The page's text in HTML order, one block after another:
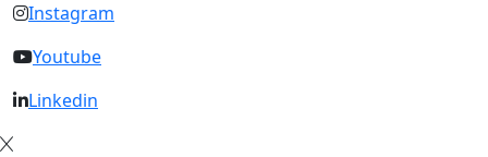
Instagram
Youtube
Linkedin